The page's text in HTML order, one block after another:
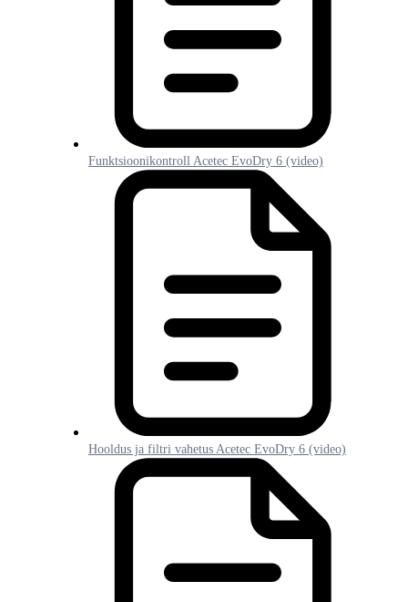
Funktsioonikontroll Acetec EvoDry 6 (video)
Hooldus ja filtri vahetus Acetec EvoDry 6 (video)